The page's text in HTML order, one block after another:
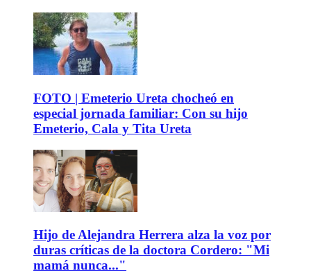
FOTO | Emeterio Ureta chocheó en
especial jornada familiar: Con su hijo
Emeterio, Cala y Tita Ureta
Hijo de Alejandra Herrera alza la voz por
duras críticas de la doctora Cordero: "Mi
mamá nunca..."